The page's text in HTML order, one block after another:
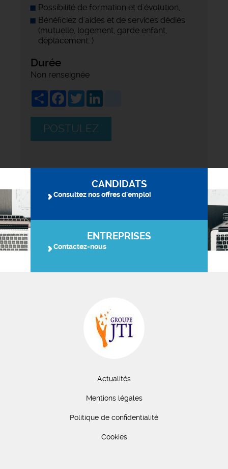
Possibilité de formation et d'évolution,
Bénéficiez d'aides et de services dédiés
(mutuelle, logement, garde enfant,
déplacement…)
Durée
Non renseignée
ShareFacebook
Twitter
POSTULEZ
CANDIDATS
Consultez nos offres d'emploi
ENTREPRISES
Contactez-nous
Actualités
Mentions légales
Politique de confidentialité
Cookies